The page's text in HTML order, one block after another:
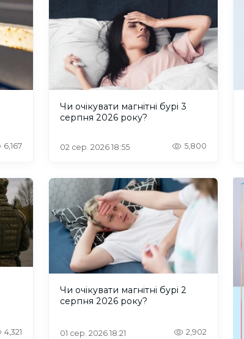
6,167
Чи очікувати магнітні бурі 3
серпня 2026 року?
02 сер. 2026 18:55 5,800
4,321
Чи очікувати магнітні бурі 2
серпня 2026 року?
01 сер. 2026 18:21 2,902